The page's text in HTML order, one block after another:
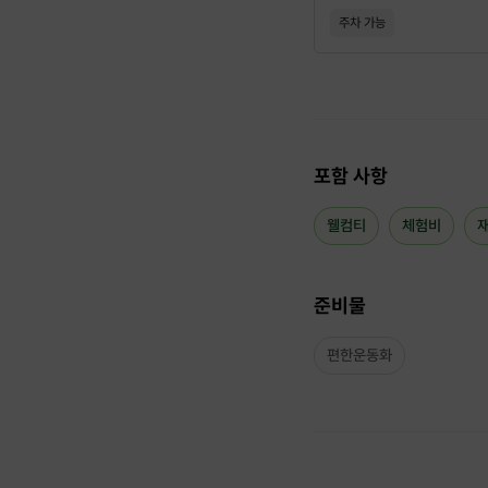
주차 가능
포함 사항
웰컴티 체험비
준비물
편한운동화